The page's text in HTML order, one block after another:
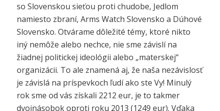
so Slovenskou sieťou proti chudobe, Jedlom
namiesto zbraní, Arms Watch Slovensko a Dúhové
Slovensko. Otvárame dôležité témy, ktoré nikto
iný nemôže alebo nechce, nie sme závislí na
žiadnej politickej ideológii alebo „materskej“
organizácii. To ale znamená aj, že naša nezávislosť
je závislá na príspevkoch ľudí ako ste Vy! Minulý
rok sme od vás získali 2212 eur, je to takmer
dvojnásobok oproti roku 2013 (1249 eur). Vďaka